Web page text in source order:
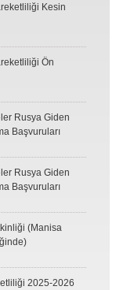
Kesin
Ön
Rusya Giden
Başvuruları
Rusya Giden
Başvuruları
(Manisa
2025-2026